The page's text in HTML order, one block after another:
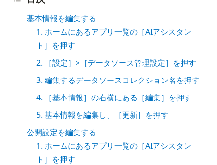
基本情報を編集する
1. ホームにあるアプリ一覧の［AIアシスタン
ト］を押す
2. ［設定］>［データソース管理設定］を押す
3. 編集するデータソースコレクション名を押す
4. ［基本情報］の右横にある［編集］を押す
5. 基本情報を編集し、［更新］を押す
公開設定を編集する
1. ホームにあるアプリ一覧の［AIアシスタン
ト］を押す